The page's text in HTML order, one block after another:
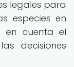
legales para
especies en
en cuenta el
decisiones